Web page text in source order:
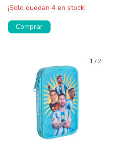
¡Solo quedan 4 en stock!
Comprar
1 /2